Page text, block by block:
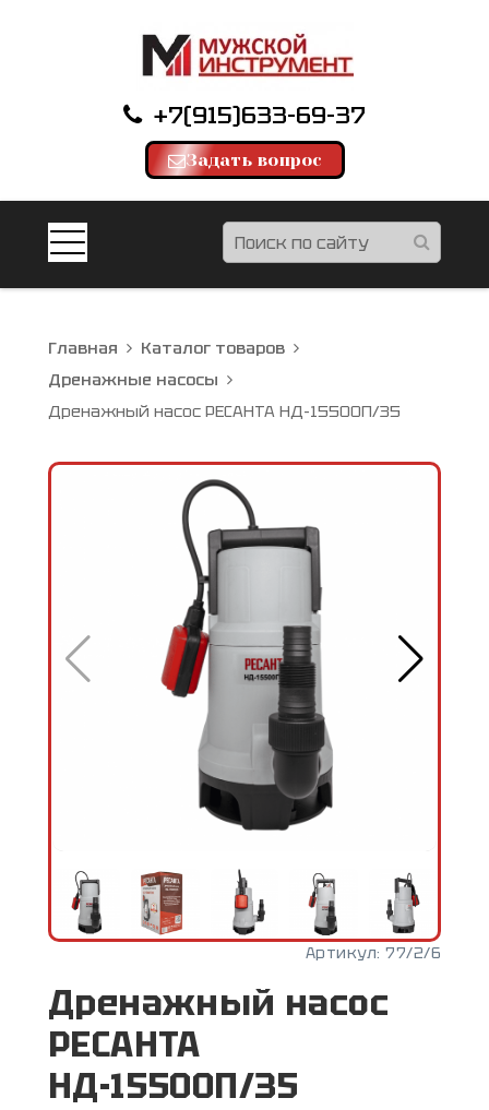
+7(915)633-69-37
Задать вопрос
Главная
Каталог товаров
Дренажные насосы
Дренажный насос РЕСАНТА НД-15500П/35
Артикул: 77/2/6
Дренажный насос
РЕСАНТА
НД-15500П/35